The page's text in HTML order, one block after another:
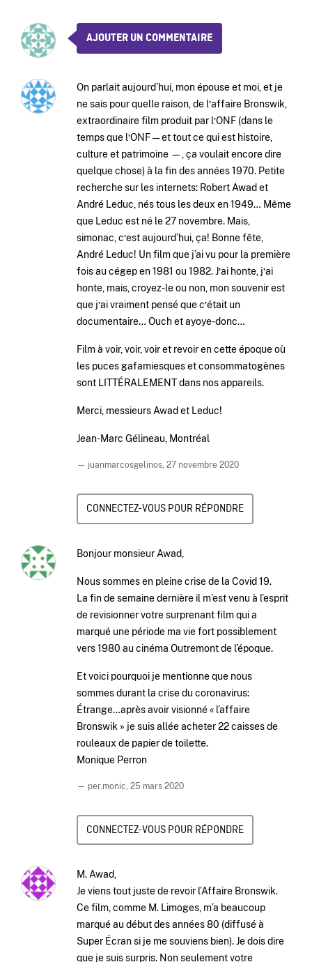
AJOUTER UN COMMENTAIRE
On parlait aujourd’hui, mon épouse et moi, et je
ne sais pour quelle raison, de lʼaffaire Bronswik,
extraordinaire film produit par lʼONF (dans le
temps que lʼONF — et tout ce qui est histoire,
culture et patrimoine —, ça voulait encore dire
quelque chose) à la fin des années 1970. Petite
recherche sur les internets: Robert Awad et
André Leduc, nés tous les deux en 1949… Même
que Leduc est né le 27 novembre. Mais,
simonac, cʼest aujourd’hui, ça! Bonne fête,
André Leduc! Un film que j’ai vu pour la première
fois au cégep en 1981 ou 1982. Jʼai honte, jʼai
honte, mais, croyez-le ou non, mon souvenir est
que jʼai vraiment pensé que cʼétait un
documentaire… Ouch et ayoye-donc…
Film à voir, voir, voir et revoir en cette époque où
les puces gafamiesques et consommatogènes
sont LITTÉRALEMENT dans nos appareils.
Merci, messieurs Awad et Leduc!
Jean-Marc Gélineau, Montréal
— juanmarcosgelinos, 27 novembre 2020
CONNECTEZ-VOUS POUR RÉPONDRE
Bonjour monsieur Awad,
Nous sommes en pleine crise de la Covid 19.
La fin de semaine dernière il m’est venu à l’esprit
de revisionner votre surprenant film qui a
marqué une période ma vie fort possiblement
vers 1980 au cinéma Outremont de l’époque.
Et voici pourquoi je mentionne que nous
sommes durant la crise du coronavirus:
Étrange…après avoir visionné « l’affaire
Bronswik » je suis allée acheter 22 caisses de
rouleaux de papier de toilette.
Monique Perron
— per.monic, 25 mars 2020
CONNECTEZ-VOUS POUR RÉPONDRE
M. Awad,
Je viens tout juste de revoir l’Affaire Bronswik.
Ce film, comme M. Limoges, m’a beaucoup
marqué au début des années 80 (diffusé à
Super Écran si je me souviens bien). Je dois dire
que je suis surpris. Non seulement votre